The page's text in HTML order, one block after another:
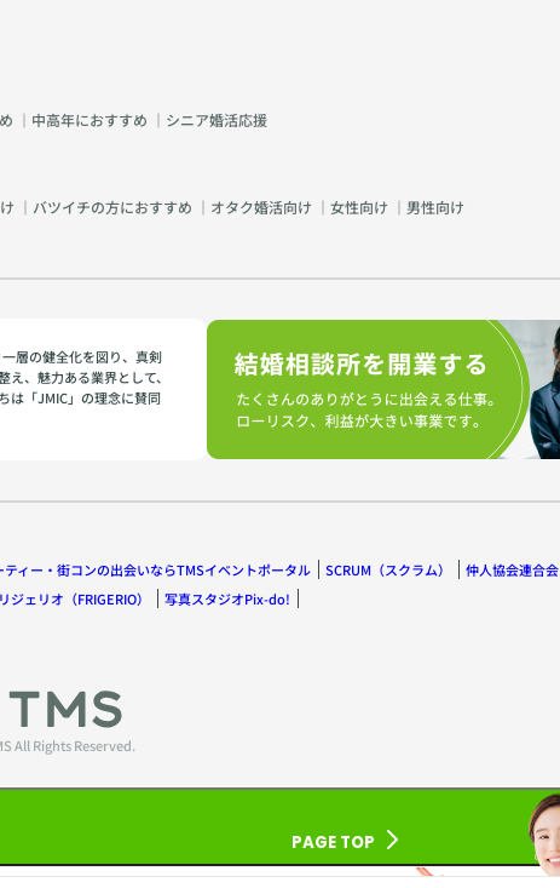
｜ 中高年におすすめ ｜ シニア婚活応援
｜ バツイチの方におすすめ ｜ オタク婚活向け ｜ 女性向け ｜ 男性向け
層の健全化を図り、真剣
、魅力ある業界として、
は「JMIC」の理念に賛同
ティー・街コンの出会いならTMSイベントポータル SCRUM（スクラム） 仲人協会連合会
ジェリオ（FRIGERIO） 写真スタジオPix-do!
All Rights Reserved.
PAGE TOP